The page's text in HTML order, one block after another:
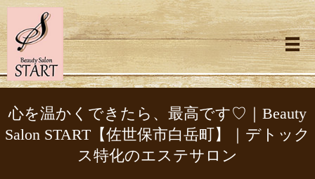
メ
心を温かくできたら、最高です♡｜Beauty
Salon START【佐世保市白岳町】｜デトック
ス特化のエステサロン